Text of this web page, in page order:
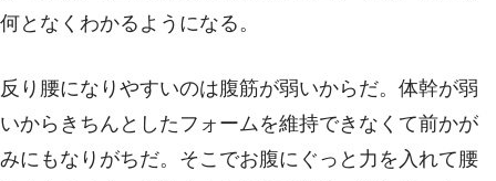
何となくわかるようになる。
反り腰になりやすいのは腹筋が弱いからだ。体幹が弱
いからきちんとしたフォームを維持できなくて前かが
みにもなりがちだ。そこでお腹にぐっと力を入れて腰